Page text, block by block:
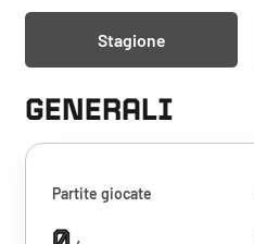
Stagione
GENERALI
Partite giocate